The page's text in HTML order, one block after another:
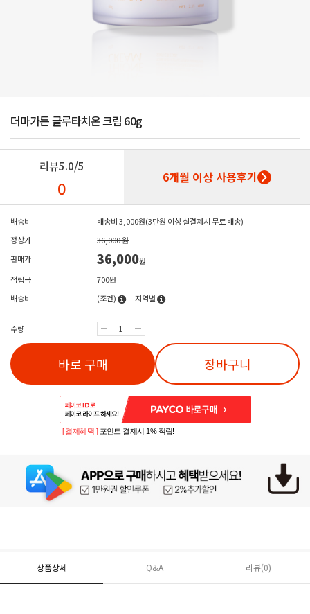
더마가든 글루타치온 크림 60g
리뷰5.0/5
0 6개월 이상 사용후기
배송비
배송비 3,000원(3만원 이상 실결제시 무료 배송)
정상가
36,000 원
판매가
36,000원
적립금
700원
배송비
(조건) 지역별
수량
바로 구매 장바구니
[ 결제혜택 ] 포인트 결제시 1% 적립!
상품상세 Q&A 리뷰(0)